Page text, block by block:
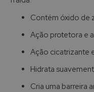
de
imagensContém óxido de
Ação protetora e
Ação cicatrizante
Hidrata
Cria uma barreira